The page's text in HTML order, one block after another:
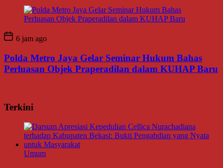
6 jam ago
Polda Metro Jaya Gelar Seminar Hukum Bahas
Perluasan Objek Praperadilan dalam KUHAP Baru
Terkini
Umum